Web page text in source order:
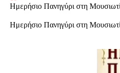
Αρχική
Ημερήσιο Πανηγύρι στη
Ημερήσιο Πανηγύρι στη